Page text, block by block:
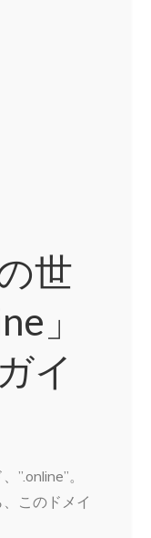
世
」
イ
”.online”。
このドメイ